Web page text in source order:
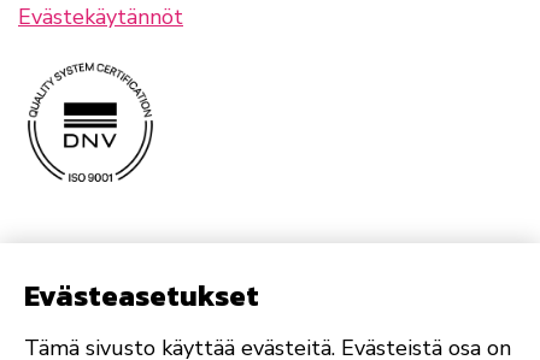
Evästekäytännöt
Evästeasetukset
Tämä sivusto käyttää evästeitä. Evästeistä osa on